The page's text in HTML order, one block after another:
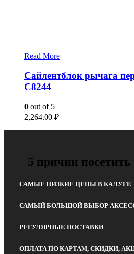
Read More
Сайлентблок рычага
C8244
0 out of 5
2,264.00 ₽
5 причин
САМЫЕ НИЗКИЕ ЦЕНЫ В КАЛУГЕ
САМЫЙ БОЛЬШОЙ ВЫБОР
РЕГУЛЯРНЫЕ ПОСТАВКИ
ОПЛАТА ПО КАРТАМ, СКИДКИ,